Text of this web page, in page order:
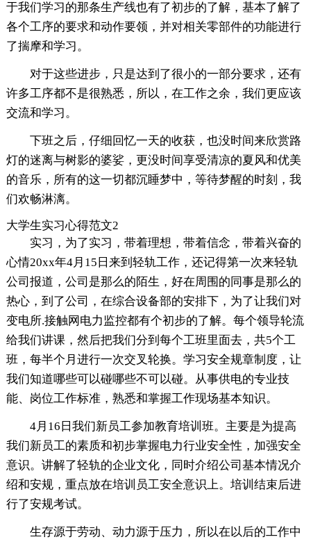
于我们学习的那条生产线也有了初步的了解，基本了解了
各个工序的要求和动作要领，并对相关零部件的功能进行
了揣摩和学习。
对于这些进步，只是达到了很小的一部分要求，还有
许多工序都不是很熟悉，所以，在工作之余，我们更应该
交流和学习。
下班之后，仔细回忆一天的收获，也没时间来欣赏路
灯的迷离与树影的婆娑，更没时间享受清凉的夏风和优美
的音乐，所有的这一切都沉睡梦中，等待梦醒的时刻，我
们欢畅淋漓。
大学生实习心得范文2
实习，为了实习，带着理想，带着信念，带着兴奋的
心情20xx年4月15日来到轻轨工作，还记得第一次来轻轨
公司报道，公司是那么的陌生，好在周围的同事是那么的
热心，到了公司，在综合设备部的安排下，为了让我们对
变电所.接触网电力监控都有个初步的了解。每个领导轮流
给我们讲课，然后把我们分到每个工班里面去，共5个工
班，每半个月进行一次交叉轮换。学习安全规章制度，让
我们知道哪些可以碰哪些不可以碰。从事供电的专业技
能、岗位工作标准，熟悉和掌握工作现场基本知识。
4月16日我们新员工参加教育培训班。主要是为提高
我们新员工的素质和初步掌握电力行业安全性，加强安全
意识。讲解了轻轨的企业文化，同时介绍公司基本情况介
绍和安规，重点放在培训员工安全意识上。培训结束后进
行了安规考试。
生存源于劳动、动力源于压力，所以在以后的工作中